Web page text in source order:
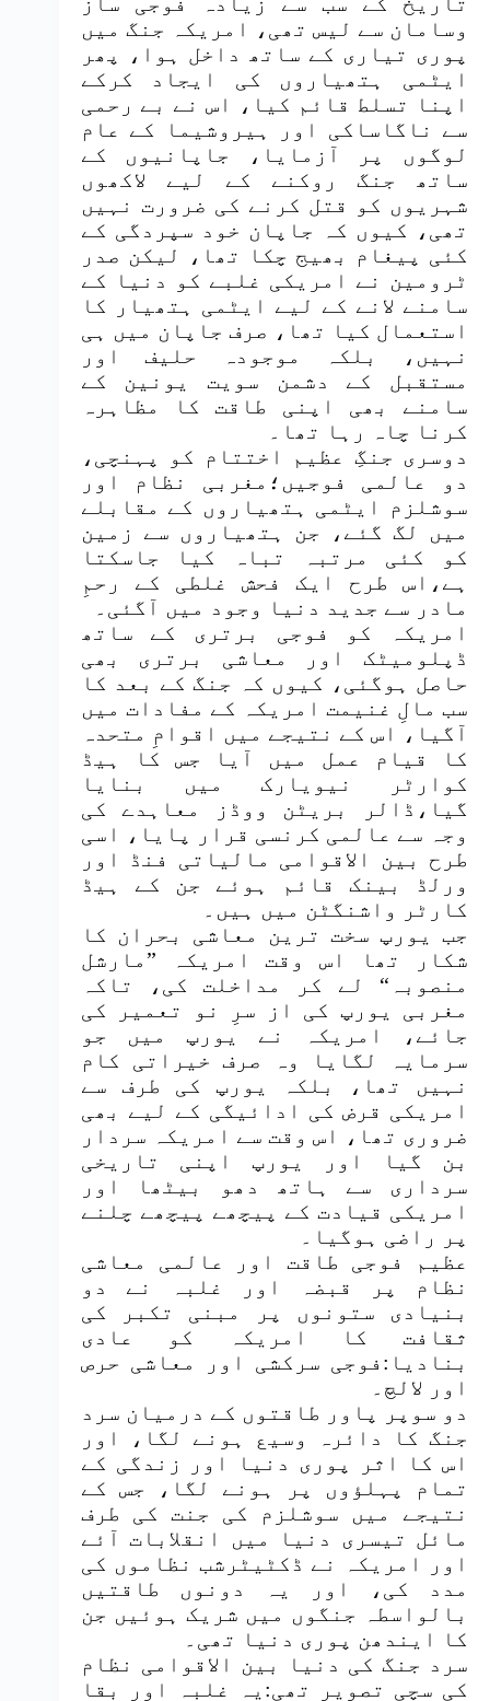
وسامان سے لیس تھی، امریکہ جنگ میں
پوری تیاری کے ساتھ داخل ہوا، پھر
ایٹمی ہتھیاروں کی ایجاد کرکے
اپنا تسلط قائم کیا، اس نے بے رحمی
سے ناگاساکی اور ہیروشیما کے عام
لوگوں پر آزمایا، جاپانیوں کے
ساتھ جنگ روکنے کے لیے لاکھوں
شہریوں کو قتل کرنے کی ضرورت نہیں
تھی، کیوں کہ جاپان خود سپردگی کے
کئی پیغام بھیج چکا تھا، لیکن صدر
ٹرومین نے امریکی غلبے کو دنیا کے
سامنے لانے کے لیے ایٹمی ہتھیار کا
استعمال کیا تھا، صرف جاپان میں ہی
نہیں، بلکہ موجودہ حلیف اور
مستقبل کے دشمن سویت یونین کے
سامنے بھی اپنی طاقت کا مظاہرہ
کرنا چاہ رہا تھا۔
دوسری جنگِ عظیم اختتام کو پہنچی،
دو عالمی فوجیں؛مغربی نظام اور
سوشلزم ایٹمی ہتھیاروں کے مقابلے
میں لگ گئے، جن ہتھیاروں سے زمین
کو کئی مرتبہ تباہ کیا جاسکتا
ہے،اس طرح ایک فحش غلطی کے رحمِ
مادر سے جدید دنیا وجود میں آگئی۔
امریکہ کو فوجی برتری کے ساتھ
ڈپلومیٹک اور معاشی برتری بھی
حاصل ہوگئی، کیوں کہ جنگ کے بعد کا
سب مالِ غنیمت امریکہ کے مفادات میں
آگیا، اس کے نتیجے میں اقوامِ متحدہ
کا قیام عمل میں آیا جس کا ہیڈ
کوارٹر نیویارک میں بنایا
گیا،ڈالر بریٹن ووڈز معاہدے کی
وجہ سے عالمی کرنسی قرار پایا، اسی
طرح بین الاقوامی مالیاتی فنڈ اور
ورلڈ بینک قائم ہوئے جن کے ہیڈ
کارٹر واشنگٹن میں ہیں۔
جب یورپ سخت ترین معاشی بحران کا
شکار تھا اس وقت امریکہ ”مارشل
منصوبہ“ لے کر مداخلت کی، تاکہ
مغربی یورپ کی از سرِ نو تعمیر کی
جائے، امریکہ نے یورپ میں جو
سرمایہ لگایا وہ صرف خیراتی کام
نہیں تھا، بلکہ یورپ کی طرف سے
امریکی قرض کی ادائیگی کے لیے بھی
ضروری تھا، اس وقت سے امریکہ سردار
بن گیا اور یورپ اپنی تاریخی
سرداری سے ہاتھ دھو بیٹھا اور
امریکی قیادت کے پیچھے پیچھے چلنے
پر راضی ہوگیا۔
عظیم فوجی طاقت اور عالمی معاشی
نظام پر قبضہ اور غلبہ نے دو
بنیادی ستونوں پر مبنی تکبر کی
ثقافت کا امریکہ کو عادی
بنادیا:فوجی سرکشی اور معاشی حرص
اور لالچ۔
دو سوپر پاور طاقتوں کے درمیان سرد
جنگ کا دائرہ وسیع ہونے لگا، اور
اس کا اثر پوری دنیا اور زندگی کے
تمام پہلؤوں پر ہونے لگا، جس کے
نتیجے میں سوشلزم کی جنت کی طرف
مائل تیسری دنیا میں انقلابات آئے
اور امریکہ نے ڈکٹیٹرشب نظاموں کی
مدد کی، اور یہ دونوں طاقتیں
بالواسطہ جنگوں میں شریک ہوئیں جن
کا ایندھن پوری دنیا تھی۔
سرد جنگ کی دنیا بین الاقوامی نظام
کی سچی تصویر تھی:یہ غلبہ اور بقا